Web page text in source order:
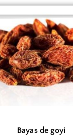
Bayas de goyi